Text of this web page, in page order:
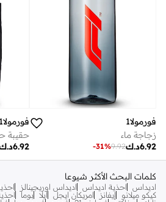
فورمولا1
زجاجة ماء
د.ك6.92
9.92
-31%
فورمولا1
حقيبة
6.92
كلمات البحث الأكثر شيوعا
اديداس احذية اديداس اديداس اوريجينالز
كيكو ميلانو
إيفانز امريكان ايجل ايلا بوما